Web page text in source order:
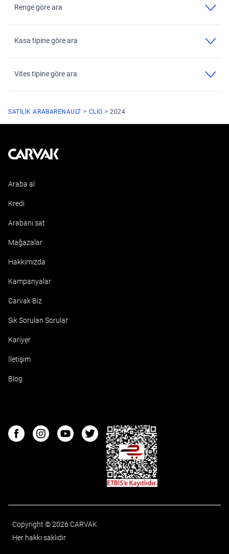
Renge göre ara
Kasa tipine göre ara
Vites tipine göre ara
SATILIK ARABARENAULT CLIO 2024
Kavak
Araba al
Kredi
Arabanı sat
Mağazalar
Hakkımızda
Kampanyalar
Carvak Biz
Sık Sorulan Sorular
Kariyer
İletişim
Blog
FacebookInstagramYoutubeTwitter
ETBIS
Copyright © 2026 CARVAK
Her hakkı saklıdır